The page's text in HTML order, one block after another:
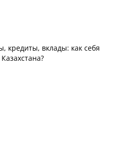
кредиты, вклады: как себя